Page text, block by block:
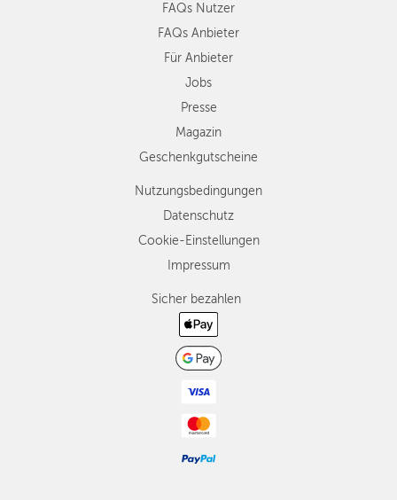
FAQs Nutzer
FAQs Anbieter
Für Anbieter
Jobs
Presse
Magazin
Geschenkgutscheine
Nutzungsbedingungen
Datenschutz
Cookie-Einstellungen
Impressum
Sicher bezahlen